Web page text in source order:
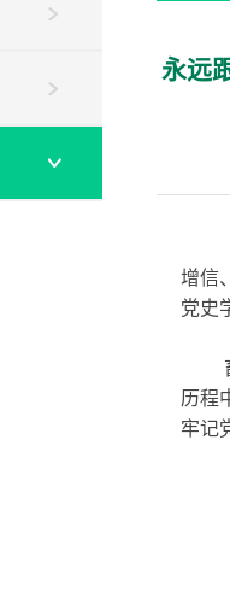
永远
增信
党史
历程
牢记